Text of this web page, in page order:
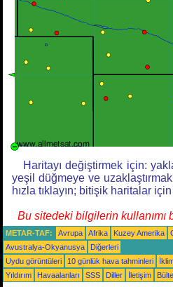
Haritayı değiştirmek için:
yeşil düğmeye ve
hızla tıklayın; bitişik haritalar
Bu sitedeki bilgilerin kullanımı
METAR-TAF: Avrupa Afrika Kuzey Amerika
Avustralya-Okyanusya
Diğerleri
Uydu görüntüleri
10 günlük hava tahminleri
Yıldırım
Havaalanları SSS Diller İletişim